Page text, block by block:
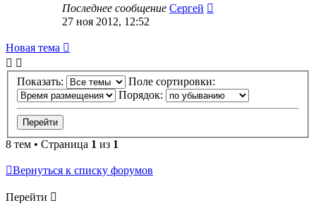
Последнее сообщение Сергей
27 ноя 2012, 12:52
Новая тема
Показать:
Поле сортировки:
Порядок:
8 тем • Страница 1 из 1
Вернуться к списку форумов
Перейти